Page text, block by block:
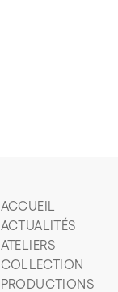
ACCUEIL
ACTUALITÉS
ATELIERS
COLLECTION
PRODUCTIONS